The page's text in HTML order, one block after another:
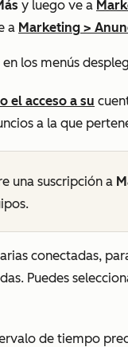
y luego ve a
a Marketing >
los menús
el acceso a su
a la que
una suscripción a
.
conectadas,
Puedes
de tiempo